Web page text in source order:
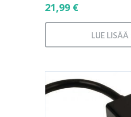
21,99 €
LUE LISÄÄ